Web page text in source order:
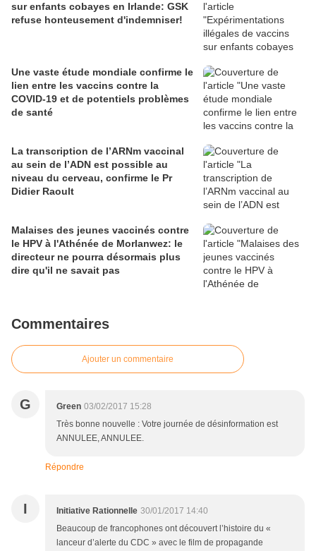
sur enfants cobayes en Irlande: GSK
refuse honteusement d'indemniser!
Une vaste étude mondiale confirme le
lien entre les vaccins contre la
COVID-19 et de potentiels problèmes
de santé
La transcription de l’ARNm vaccinal
au sein de l’ADN est possible au
niveau du cerveau, confirme le Pr
Didier Raoult
Malaises des jeunes vaccinés contre
le HPV à l'Athénée de Morlanwez: le
directeur ne pourra désormais plus
dire qu'il ne savait pas
Commentaires
Ajouter un commentaire
G Green 03/02/2017 15:28
Très bonne nouvelle : Votre journée de désinformation est
ANNULEE, ANNULEE.
Répondre
I Initiative Rationnelle 30/01/2017 14:40
Beaucoup de francophones ont découvert l’histoire du «
lanceur d’alerte du CDC » avec le film de propagande